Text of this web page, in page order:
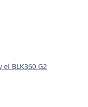
el BLK360 G2